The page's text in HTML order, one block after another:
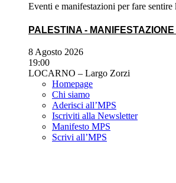
Eventi e manifestazioni per fare sentire
PALESTINA -
8 Agosto 2026
19:00
LOCARNO – Largo Zorzi
Homepage
Chi siamo
Aderisci all’MPS
Iscriviti alla Newsletter
Manifesto MPS
Scrivi all’MPS